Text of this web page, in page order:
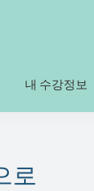
내 수강정보
로